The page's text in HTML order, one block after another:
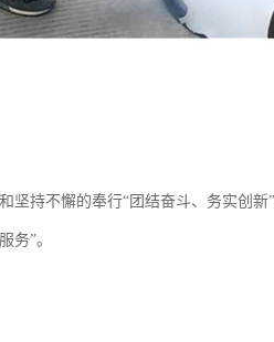
坚持不懈的奉行“团结奋斗、务实创
务”。